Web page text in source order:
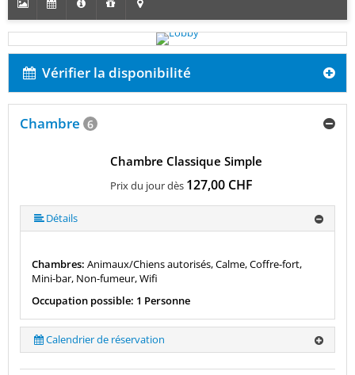
Vérifier la disponibilité
Chambre 6
Chambre Classique Simple
Prix du jour dès 127,00 CHF
Détails
Chambres: Animaux/Chiens autorisés, Calme, Coffre-fort,
Mini-bar, Non-fumeur, Wifi
Occupation possible: 1 Personne
Calendrier de réservation